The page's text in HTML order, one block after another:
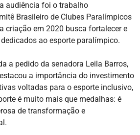
audiência foi o trabalho
Brasileiro de Clubes Paralímpicos
criação em 2020 busca fortalecer e
ao esporte paralímpico.
a pedido da senadora Leila Barros,
a importância do investimento
voltadas para o esporte inclusivo,
é muito mais que medalhas: é
de transformação e